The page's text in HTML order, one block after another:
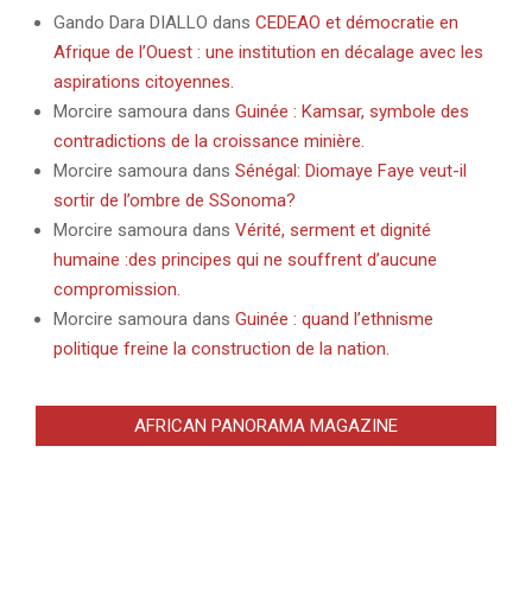
Gando Dara DIALLO dans CEDEAO et démocratie en
Afrique de l’Ouest : une institution en décalage avec les
aspirations citoyennes.
Morcire samoura dans Guinée : Kamsar, symbole des
contradictions de la croissance minière.
Morcire samoura dans Sénégal: Diomaye Faye veut-il
sortir de l’ombre de SSonoma?
Morcire samoura dans Vérité, serment et dignité
humaine :des principes qui ne souffrent d’aucune
compromission.
Morcire samoura dans Guinée : quand l’ethnisme
politique freine la construction de la nation.
AFRICAN PANORAMA MAGAZINE